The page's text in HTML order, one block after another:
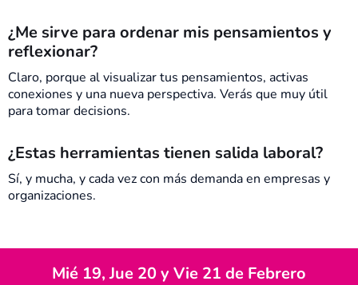
¿Me sirve para ordenar mis pensamientos y
reflexionar?
Claro, porque al visualizar tus pensamientos, activas
conexiones y una nueva perspectiva. Verás que muy útil
para tomar decisions.
¿Estas herramientas tienen salida laboral?
Sí, y mucha, y cada vez con más demanda en empresas y
organizaciones.
Mié 19, Jue 20 y Vie 21 de Febrero